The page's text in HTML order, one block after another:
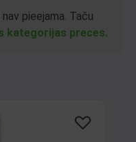
pieejama. Taču
kategorijas preces.